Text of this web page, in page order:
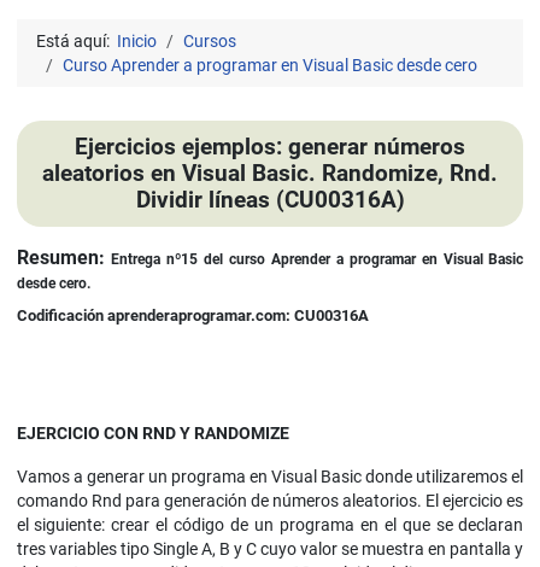
Está aquí: Inicio
Cursos
Curso Aprender a programar en Visual Basic desde cero
Ejercicios ejemplos: generar números
aleatorios en Visual Basic. Randomize, Rnd.
Dividir líneas (CU00316A)
Detalles
Resumen:Entrega nº15 del cursoAprender a programar en Visual Basic
desde cero.
Codificación aprenderaprogramar.com: CU00316A
EJERCICIO CON RND Y RANDOMIZE
Vamos a generar un programa en Visual Basic donde utilizaremos el
comando Rnd para generación de números aleatorios. El ejercicio es
el siguiente: crear el código de un programa en el que se declaran
tres variables tipo Single A, B y C cuyo valor se muestra en pantalla y